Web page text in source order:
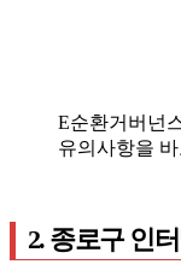
E순환거버넌
유의사항을
2. 종로구 인